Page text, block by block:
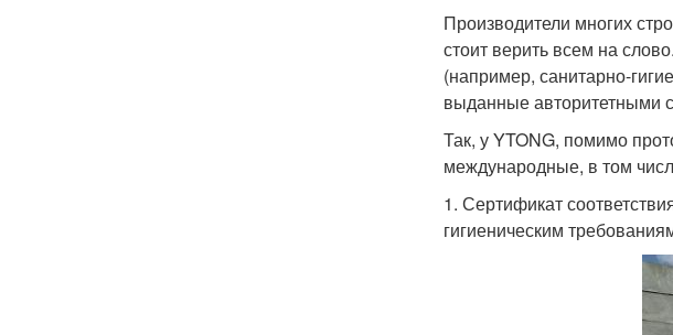
Производители многих
стоит верить всем на
(например, санитарно-
выданные авторитетными
Так, у YTONG, помимо
международные, в том
1. Сертификат
гигиеническим